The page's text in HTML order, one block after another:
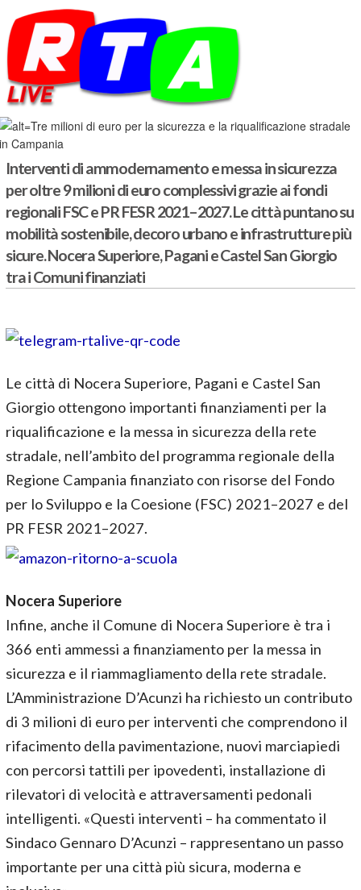
Tre milioni di euro per la sicurezza e la
riqualificazione stradale in Campania
10 Ottobre 2025 ECONOMIA -
Interventi di ammodernamento e messa in sicurezza
per oltre 9 milioni di euro complessivi grazie ai fondi
regionali FSC e PR FESR 2021–2027. Le città puntano su
mobilità sostenibile, decoro urbano e infrastrutture più
sicure. Nocera Superiore, Pagani e Castel San Giorgio
tra i Comuni finanziati
Le città di Nocera Superiore, Pagani e Castel San
Giorgio ottengono importanti finanziamenti per la
riqualificazione e la messa in sicurezza della rete
stradale, nell’ambito del programma regionale della
Regione Campania finanziato con risorse del Fondo
per lo Sviluppo e la Coesione (FSC) 2021–2027 e del
PR FESR 2021–2027.
Nocera Superiore
Infine, anche il Comune di Nocera Superiore è tra i
366 enti ammessi a finanziamento per la messa in
sicurezza e il riammagliamento della rete stradale.
L’Amministrazione D’Acunzi ha richiesto un contributo
di 3 milioni di euro per interventi che comprendono il
rifacimento della pavimentazione, nuovi marciapiedi
con percorsi tattili per ipovedenti, installazione di
rilevatori di velocità e attraversamenti pedonali
intelligenti. «Questi interventi – ha commentato il
Sindaco Gennaro D’Acunzi – rappresentano un passo
importante per una città più sicura, moderna e